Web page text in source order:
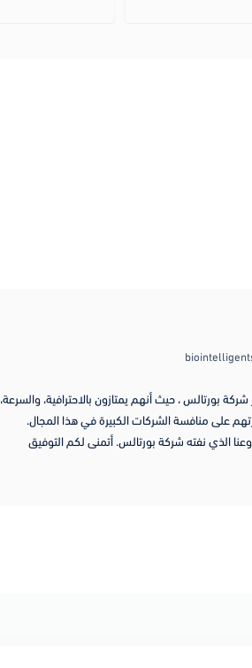
بورتالس ، حيث أنهم يمتازون بالاحترافية، والسرعة،
على منافسة الشركات الكبيرة في هذا المجال.
الذي نفته شركة بورتالس. أتمنى لكم التوفيق